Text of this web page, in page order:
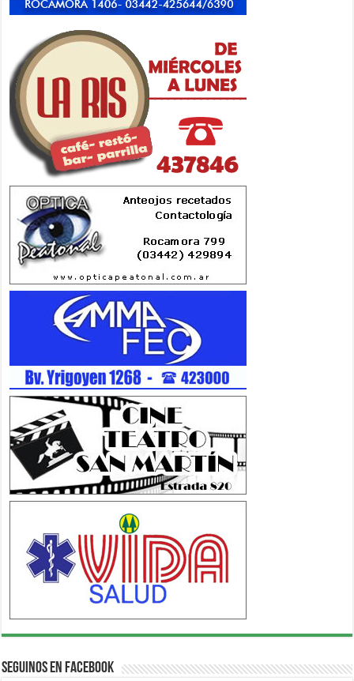
Seguinos en Facebook